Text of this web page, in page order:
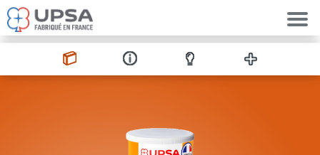
Aller au contenu principal